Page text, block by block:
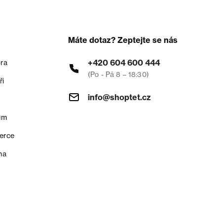
Máte dotaz? Zeptejte se nás
+420 604 600 444
(Po - Pá 8 – 18:30)
info@shoptet.cz